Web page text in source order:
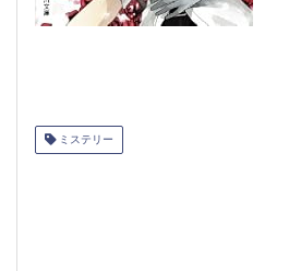
ミステリー